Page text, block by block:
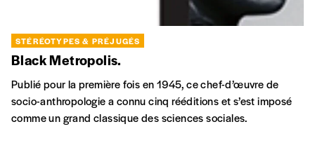
STÉRÉOTYPES & PRÉJUGÉS
Black Metropolis.
Publié pour la première fois en 1945, ce chef-d’œuvre de
socio-anthropologie a connu cinq rééditions et s’est imposé
comme un grand classique des sciences sociales.